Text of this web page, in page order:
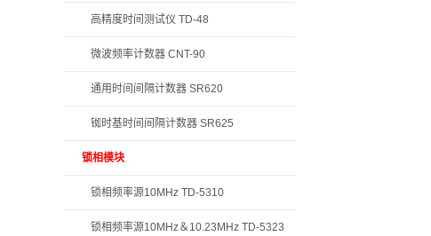
高精度时间测试仪 TD-48
微波频率计数器 CNT-90
通用时间间隔计数器 SR620
铷时基时间间隔计数器 SR625
锁相模块
锁相频率源10MHz TD-5310
锁相频率源10MHz＆10.23MHz TD-5323